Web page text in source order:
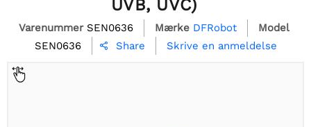
UVB, UVC)
Varenummer SEN0636 Mærke DFRobot
Model
SEN0636
 Share Skrive en anmeldelse